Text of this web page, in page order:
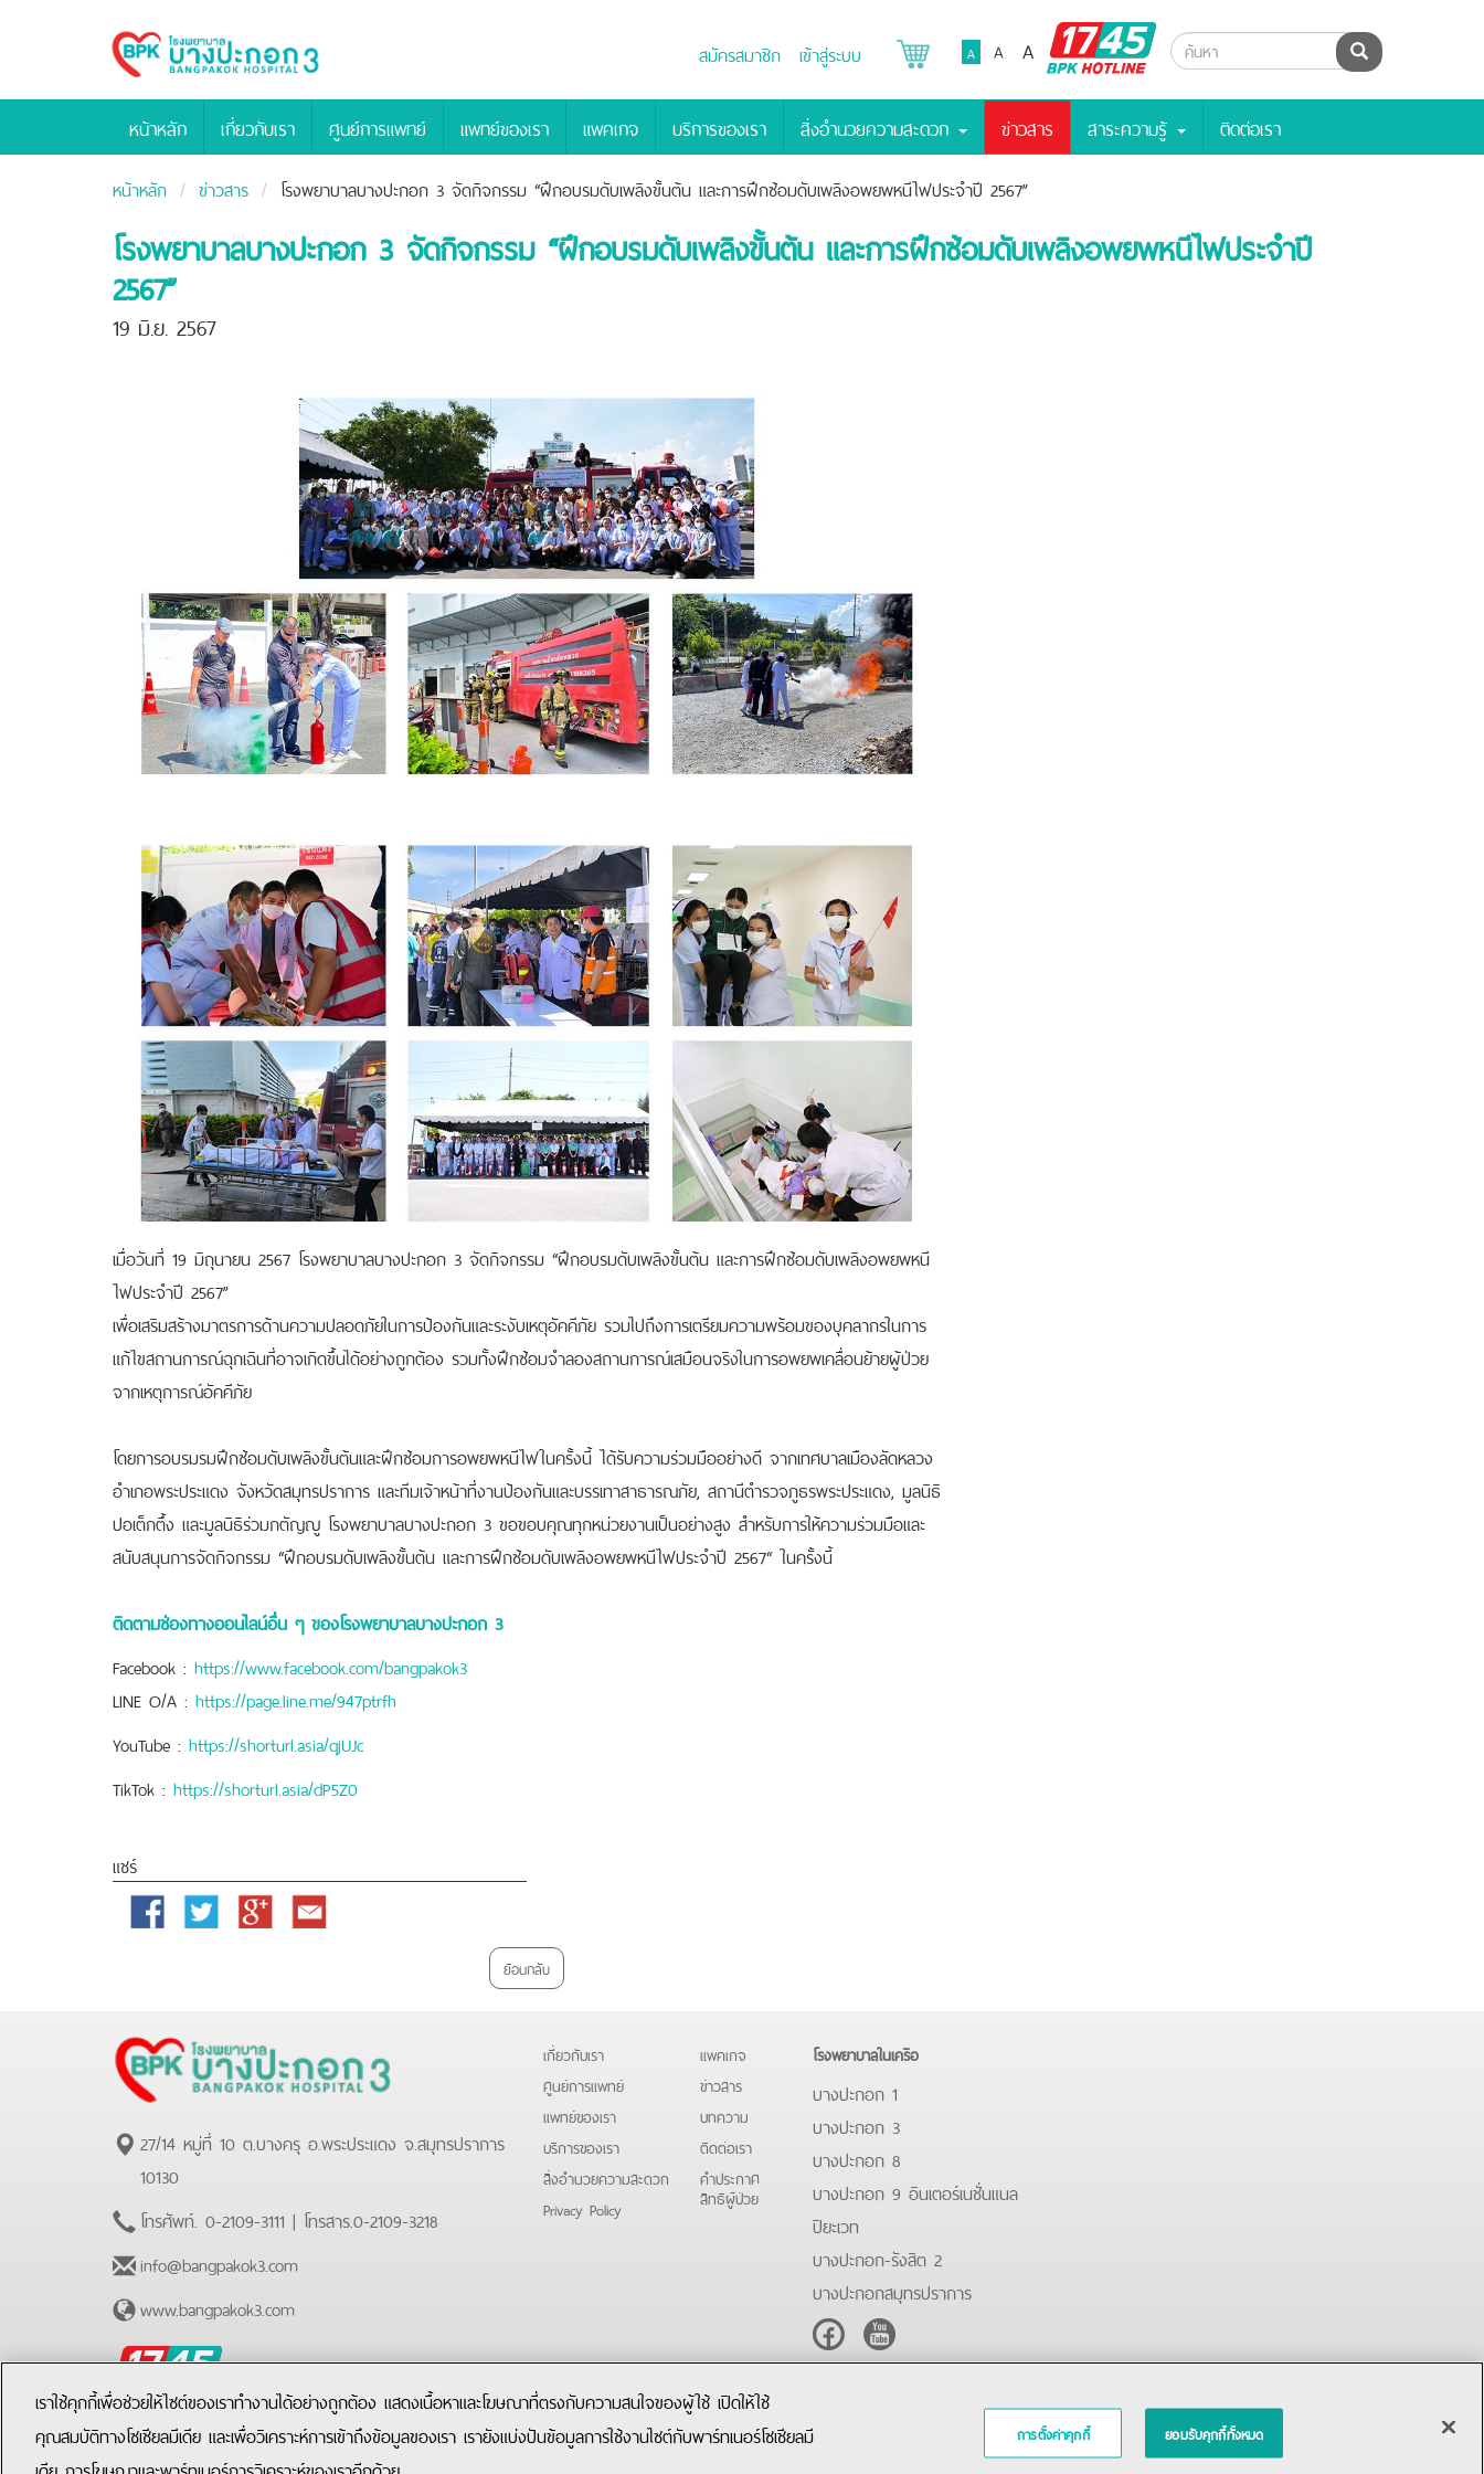
Bangpakok
Hospital
สมัครสมาชิก เข้าสู่ระบบ A A A
BPK
Hotline
ค้นหา
หน้าหลัก เกี่ยวกับเรา ศูนย์การแพทย์ แพทย์ของเรา แพคเกจ บริการของเรา สิ่งอำนวยความสะดวก ข่าวสาร สาระความรู้ ติดต่อเรา
หน้าหลัก ข่าวสาร โรงพยาบาลบางปะกอก 3 จัดกิจกรรม “ฝึกอบรมดับเพลิงขั้นต้น และการฝึกซ้อมดับเพลิงอพยพหนีไฟประจำปี 2567”
โรงพยาบาลบางปะกอก 3 จัดกิจกรรม “ฝึกอบรมดับเพลิงขั้นต้น และการฝึกซ้อมดับเพลิงอพยพหนีไฟประจำปี
2567”
19 มิ.ย. 2567
เมื่อวันที่ 19 มิถุนายน 2567 โรงพยาบาลบางปะกอก 3 จัดกิจกรรม “ฝึกอบรมดับเพลิงขั้นต้น และการฝึกซ้อมดับเพลิงอพยพหนี
ไฟประจำปี 2567”
เพื่อเสริมสร้างมาตรการด้านความปลอดภัยในการป้องกันและระงับเหตุอัคคีภัย รวมไปถึงการเตรียมความพร้อมของบุคลากรในการ
แก้ไขสถานการณ์ฉุกเฉินที่อาจเกิดขึ้นได้อย่างถูกต้อง รวมทั้งฝึกซ้อมจำลองสถานการณ์เสมือนจริงในการอพยพเคลื่อนย้ายผู้ป่วย
จากเหตุการณ์อัคคีภัย
โดยการอบรมรมฝึกซ้อมดับเพลิงขั้นต้นและฝึกซ้อมการอพยพหนีไฟในครั้งนี้ ได้รับความร่วมมืออย่างดี จากเทศบาลเมืองลัดหลวง
อำเภอพระประแดง จังหวัดสมุทรปราการ และทีมเจ้าหน้าที่งานป้องกันและบรรเทาสาธารณภัย, สถานีตำรวจภูธรพระประแดง, มูลนิธิ
ปอเต็กตึ้ง และมูลนิธิร่วมกตัญญู โรงพยาบาลบางปะกอก 3 ขอขอบคุณทุกหน่วยงานเป็นอย่างสูง สำหรับการให้ความร่วมมือและ
สนับสนุนการจัดกิจกรรม “ฝึกอบรมดับเพลิงขั้นต้น และการฝึกซ้อมดับเพลิงอพยพหนีไฟประจำปี 2567“ ในครั้งนี้
ติดตามช่องทางออนไลน์อื่น ๆ ของโรงพยาบาลบางปะกอก 3
Facebook : https://www.facebook.com/bangpakok3
LINE O/A : https://page.line.me/947ptrfh
YouTube : https://shorturl.asia/qjUJc
TikTok : https://shorturl.asia/dP5Z0
แชร์
Facebook Twitter
Google
Email
ย้อนกลับ
27/14 หมู่ที่ 10 ต.บางครุ อ.พระประแดง จ.สมุทรปราการ
10130
โทรศัพท์. 0-2109-3111 | โทรสาร.0-2109-3218
info@bangpakok3.com
www.bangpakok3.com
BPK
Hotline
เกี่ยวกับเรา
ศูนย์การแพทย์
แพทย์ของเรา
บริการของเรา
สิ่งอำนวยความสะดวก
Privacy Policy
แพคเกจ
ข่าวสาร
บทความ
ติดต่อเรา
คําประกาศ
สิทธิผู้ป่วย
โรงพยาบาลในเครือ
บางปะกอก 1
บางปะกอก 3
บางปะกอก 8
บางปะกอก 9 อินเตอร์เนชั่นแนล
ปิยะเวท
บางปะกอก-รังสิต 2
บางปะกอกสมุทรปราการ
FacebookYoutube
เราใช้คุกกี้เพื่อช่วยให้ไซต์ของเราทำงานได้อย่างถูกต้อง แสดงเนื้อหาและโฆษณาที่ตรงกับความสนใจของผู้ใช้ เปิดให้ใช้
คุณสมบัติทางโซเชียลมีเดีย และเพื่อวิเคราะห์การเข้าถึงข้อมูลของเรา เรายังแบ่งปันข้อมูลการใช้งานไซต์กับพาร์ทเนอร์โซเชียลมี
การตั้งค่าคุกกี้ ยอมรับคุกกี้ทั้งหมด